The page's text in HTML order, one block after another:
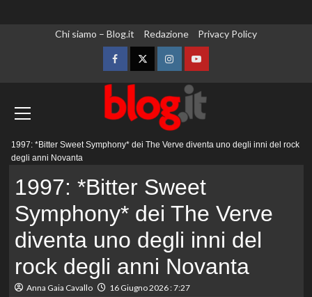
Chi siamo – Blog.it Redazione Privacy Policy
FacebookTwitterInstagramYouTube
principale
1997: *Bitter Sweet Symphony* dei The Verve diventa uno degli inni del rock
degli anni Novanta
1997: *Bitter Sweet
Symphony* dei The Verve
diventa uno degli inni del
rock degli anni Novanta
Anna Gaia Cavallo 16 Giugno 2026 : 7:27